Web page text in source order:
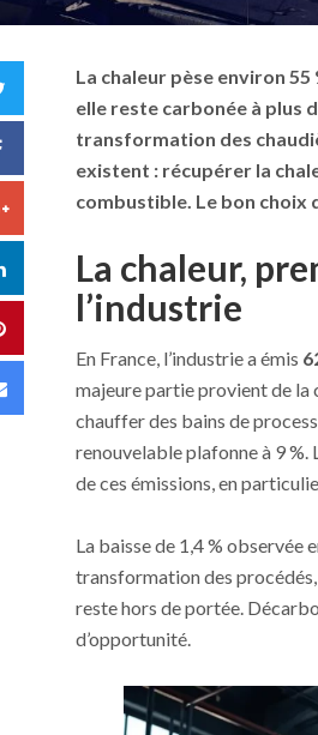
Facebook
Google+
LinkedIn
Pinterest
Email
La chaleur pèse environ 55
elle reste carbonée à plus
transformation des
existent : récupérer la
combustible. Le bon
La chaleur,
l’industrie
En France, l’industrie a émis
majeure partie provient de la
chauffer des bains de
renouvelable plafonne à 9 %.
de ces émissions, en
La baisse de 1,4 % observée
transformation des
reste hors de portée.
d’opportunité.